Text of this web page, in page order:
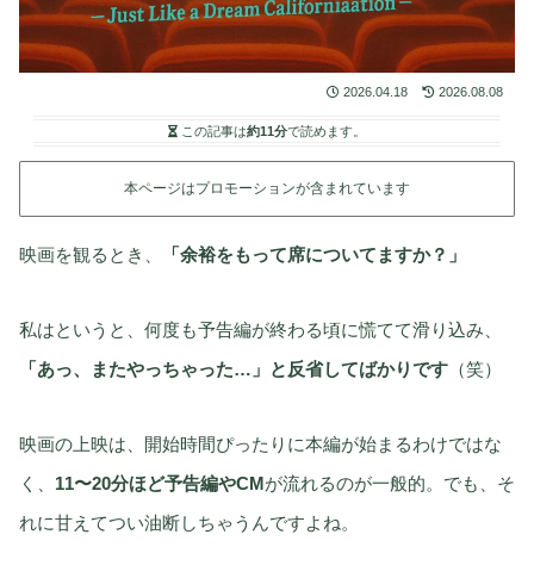
2026.04.18 2026.08.08
この記事は約11分で読めます。
本ページはプロモーションが含まれています
映画を観るとき、 「余裕をもって席についてますか？」
私はというと、何度も予告編が終わる頃に慌てて滑り込み、
「あっ、またやっちゃった…」と反省してばかりです （笑）
映画の上映は、開始時間ぴったりに本編が始まるわけではな
く、 11〜20分ほど予告編やCMが流れるのが一般的。でも、そ
れに甘えてつい油断しちゃうんですよね。